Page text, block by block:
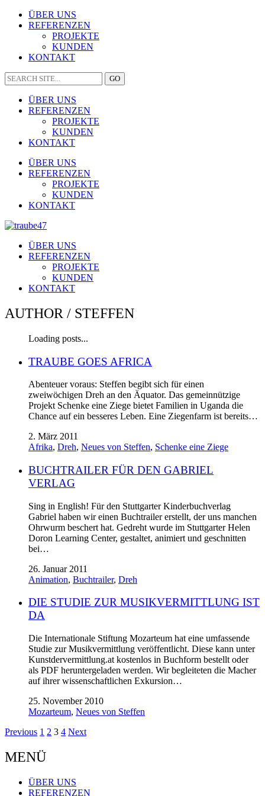
ÜBER UNS
REFERENZEN
PROJEKTE
KUNDEN
KONTAKT
ÜBER UNS
REFERENZEN
PROJEKTE
KUNDEN
KONTAKT
ÜBER UNS
REFERENZEN
PROJEKTE
KUNDEN
KONTAKT
ÜBER UNS
REFERENZEN
PROJEKTE
KUNDEN
KONTAKT
AUTHOR / STEFFEN
Loading posts...
TRAUBE GOES AFRICA
Abenteuer voraus: Steffen begibt sich für einen
zweiwöchigen Dreh an den Äquator. Das gemeinnützige
Projekt Schenke eine Ziege bietet Familien in Uganda die
Chance auf ein besseres Leben. Eine Ziegenfarm ist bereits…
2. März 2011
Afrika, Dreh, Neues von Steffen, Schenke eine Ziege
BUCHTRAILER FÜR DEN GABRIEL
VERLAG
Sing in English! Für den Stuttgarter Kinderbuchverlag
Gabriel haben wir einen Buchtrailer erstellt, der uns manchen
Ohrwurm beschert hat. Gedreht wurde im Stuttgarter Helen
Doron Learning Center, gestaltet, animiert und geschnitten
bei…
26. Januar 2011
Animation, Buchtrailer, Dreh
DIE STUDIE ZUR MUSIKVERMITTLUNG IST
DA
Die Internationale Stiftung Mozarteum hat eine umfassende
Studie zur Musikvermittlung veröffentlicht. Diese kann unter
Kunstdervermittlung.at kostenlos in Buchform bestellt oder
als PDF heruntergeladen werden. Wir begleiteten die Macher
auf ihrer wissenschaftlichen Exkursion…
25. November 2010
Mozarteum, Neues von Steffen
Previous 1 2 3 4 Next
MENÜ
ÜBER UNS
REFERENZEN